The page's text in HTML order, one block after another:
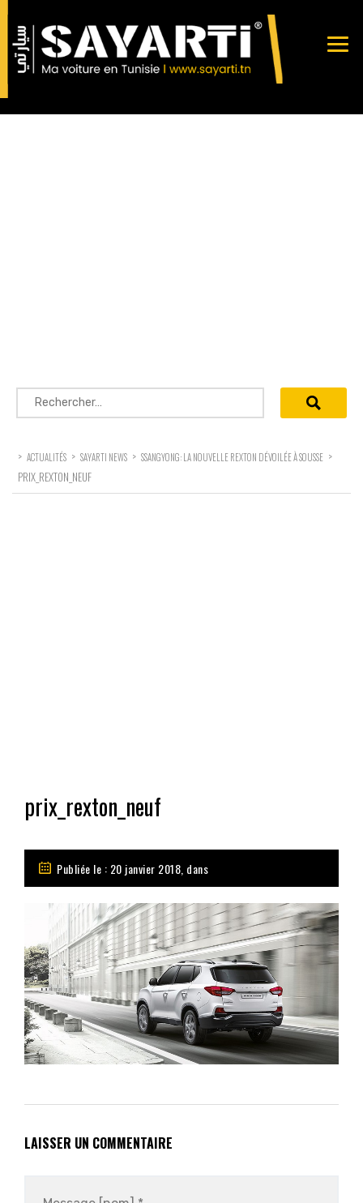
Rechercher :
> ACTUALITÉS > SAYARTI NEWS > SSANGYONG: LA NOUVELLE REXTON DÉVOILÉE À SOUSSE >
PRIX_REXTON_NEUF
prix_rexton_neuf
Publiée le : 20 janvier 2018, dans
LAISSER UN COMMENTAIRE